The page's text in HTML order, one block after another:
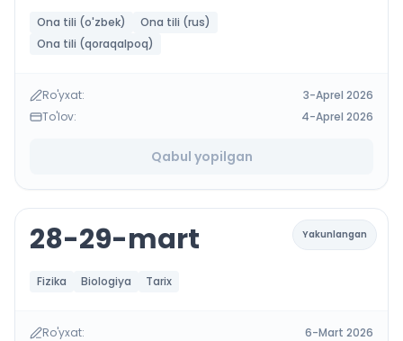
Ona tili (o'zbek)
Ona tili (rus)
Ona tili (qoraqalpoq)
Ro'yxat:
3-Aprel 2026
To'lov:
4-Aprel 2026
Qabul yopilgan
Yakunlangan
28-29-mart
Fizika Biologiya Tarix
Ro'yxat:
6-Mart 2026